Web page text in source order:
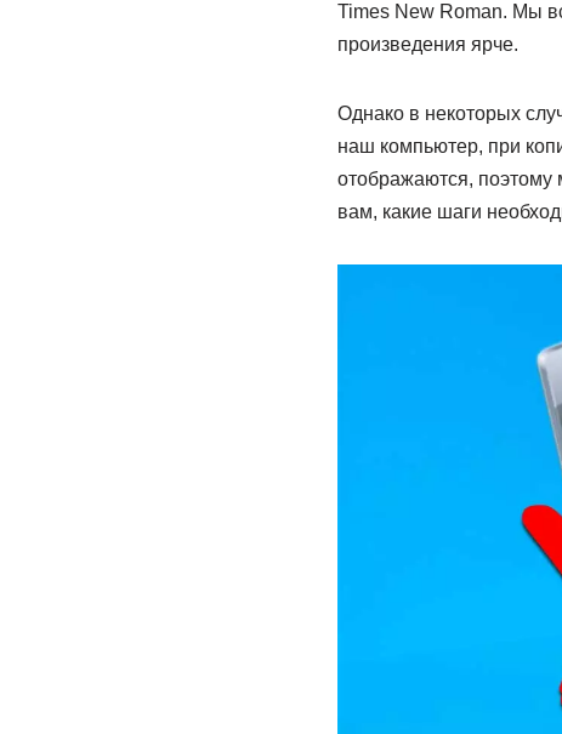
Times New Roman. Мы
произведения ярче.
Однако в некоторых
наш компьютер, при
отображаются, поэтому
вам, какие шаги